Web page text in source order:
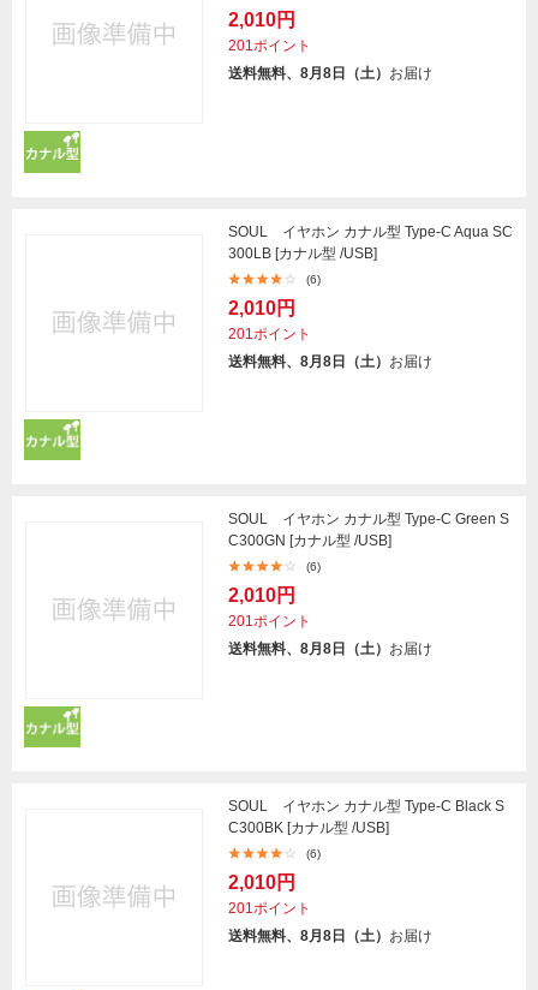
2,010円
201ポイント
送料無料、8月8日（土） お届け
SOUL イヤホン カナル型 Type-C Aqua SC
300LB [カナル型 /USB]
(6)
2,010円
201ポイント
送料無料、8月8日（土） お届け
SOUL イヤホン カナル型 Type-C Green S
C300GN [カナル型 /USB]
(6)
2,010円
201ポイント
送料無料、8月8日（土） お届け
SOUL イヤホン カナル型 Type-C Black S
C300BK [カナル型 /USB]
(6)
2,010円
201ポイント
送料無料、8月8日（土） お届け